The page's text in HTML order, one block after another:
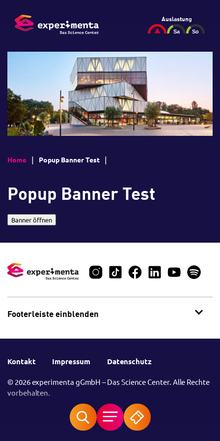
Auslastung
Home Popup Banner Test
Popup Banner Test
Banner öffnen
Footerleiste einblenden
Kontakt Impressum Datenschutz
© 2026 experimenta gGmbH – Das Science Center. Alle Rechte
vorbehalten.